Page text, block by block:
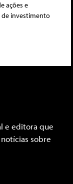
ações e
de investimento
e editora que
sobre